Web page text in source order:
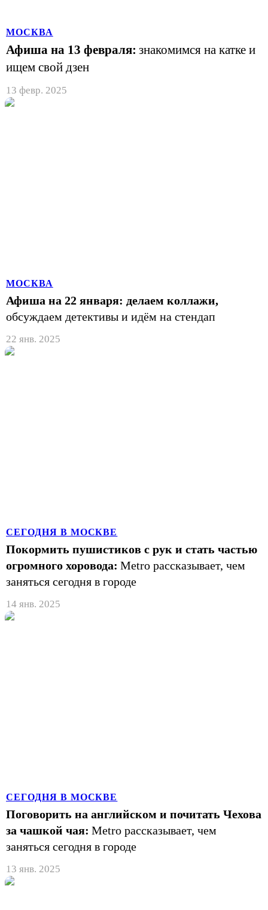
МОСКВА
Афиша на 13 февраля: знакомимся на катке и
ищем свой дзен
13 февр. 2025
МОСКВА
Афиша на 22 января: делаем коллажи,
обсуждаем детективы и идём на стендап
22 янв. 2025
СЕГОДНЯ В МОСКВЕ
Покормить пушистиков с рук и стать частью
огромного хоровода: Metro рассказывает, чем
заняться сегодня в городе
14 янв. 2025
СЕГОДНЯ В МОСКВЕ
Поговорить на английском и почитать Чехова
за чашкой чая: Metro рассказывает, чем
заняться сегодня в городе
13 янв. 2025